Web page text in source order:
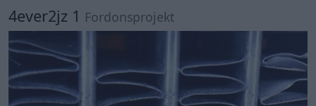
4ever2jz 1 Fordonsprojekt